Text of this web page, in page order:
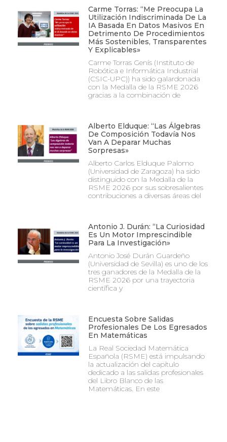
Carme Torras: “Me Preocupa La
Utilización Indiscriminada De La
IA Basada En Datos Masivos En
Detrimento De Procedimientos
Más Sostenibles, Transparentes
Y Explicables»
Carme Torras Genís (Instituto de
Robótica e Informática Industrial
(CSIC-UPC)) ha sido galardonada
con la Medalla de la RSME 2026
gracias a la combinación de
Alberto Elduque: “Las Álgebras
De Composición Todavía Nos
Van A Deparar Muchas
Sorpresas»
Alberto Carlos Elduque Palomo
(Universidad de Zaragoza) ha sido
distinguido con la Medalla de la
RSME 2026 por sus sobresalientes
contribuciones a diversas áreas del
Antonio J. Durán: “La Curiosidad
Es Un Motor Imprescindible
Para La Investigación»
Antonio José Durán Guardeño
(Universidad de Sevilla) es uno de los
tres ganadores de la Medalla de la
RSME 2026 por una trayectoria
científica y
Encuesta Sobre Salidas
Profesionales De Los Egresados
En Matemáticas
La Real Sociedad Matemática
Española (RSME) está impulsando
la actualización del capítulo
dedicado a las salidas profesionales
del Libro Blanco de las
Matemáticas. En este